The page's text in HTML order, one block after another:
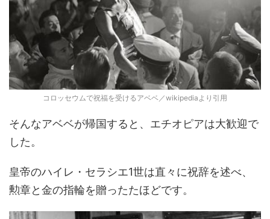
コロッセウムで祝福を受けるアベベ／wikipediaより引用
そんなアベベが帰国すると、エチオピアは大歓迎で
した。
皇帝のハイレ・セラシエ1世は直々に祝辞を述べ、
勲章と金の指輪を贈ったたほどです。